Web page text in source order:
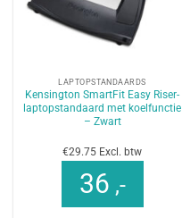
LAPTOPSTANDAARDS
Kensington SmartFit Easy Riser-
laptopstandaard met koelfunctie
– Zwart
€29.75 Excl. btw
36 ,-